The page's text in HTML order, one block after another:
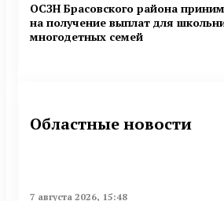
ОСЗН Брасовского района
на получение выплат для
многодетных семей
Областные новости
7 августа 2026, 15:48